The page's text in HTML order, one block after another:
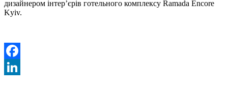
дизайнером інтер’єрів готельного комплексу Ramada Encore
Kyiv.
Facebook